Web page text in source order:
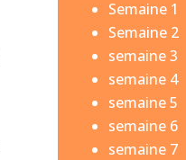
Semaine 1
Semaine 2
semaine 3
semaine 4
semaine 5
semaine 6
semaine 7